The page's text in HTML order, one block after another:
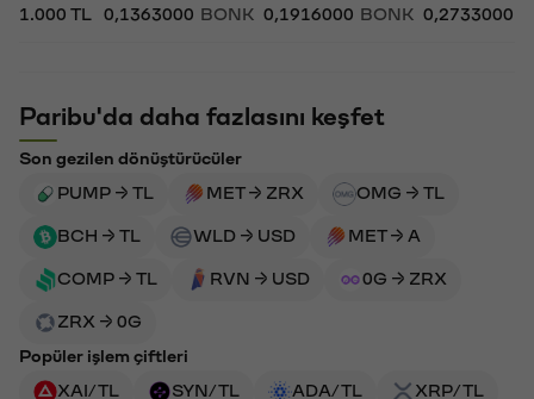
1.000 TL 0,1363000 BONK 0,1916000 BONK 0,2733000
Paribu'da daha fazlasını keşfet
Son gezilen dönüştürücüler
PUMP → TL
MET → ZRX OMG → TL
BCH → TL WLD → USD MET → A
COMP → TL RVN → USD 0G → ZRX
ZRX → 0G
Popüler işlem çiftleri
XAI/TL
SYN/TL ADA/TL XRP/TL